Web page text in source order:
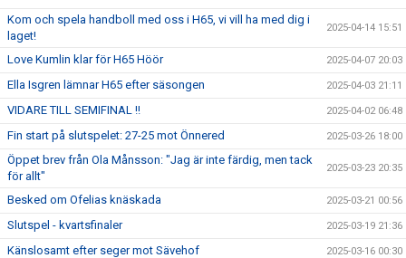
Kom och spela handboll med oss i H65, vi vill ha med dig i
laget!
2025-04-14 15:51
Love Kumlin klar för H65 Höör 2025-04-07 20:03
Ella Isgren lämnar H65 efter säsongen 2025-04-03 21:11
VIDARE TILL SEMIFINAL !! 2025-04-02 06:48
Fin start på slutspelet: 27-25 mot Önnered 2025-03-26 18:00
Öppet brev från Ola Månsson: "Jag är inte färdig, men tack
för allt"
2025-03-23 20:35
Besked om Ofelias knäskada 2025-03-21 00:56
Slutspel - kvartsfinaler 2025-03-19 21:36
Känslosamt efter seger mot Sävehof 2025-03-16 00:30